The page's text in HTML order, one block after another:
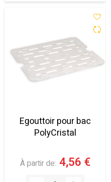
Egouttoir pour bac
PolyCristal
À partir de 4,56 €